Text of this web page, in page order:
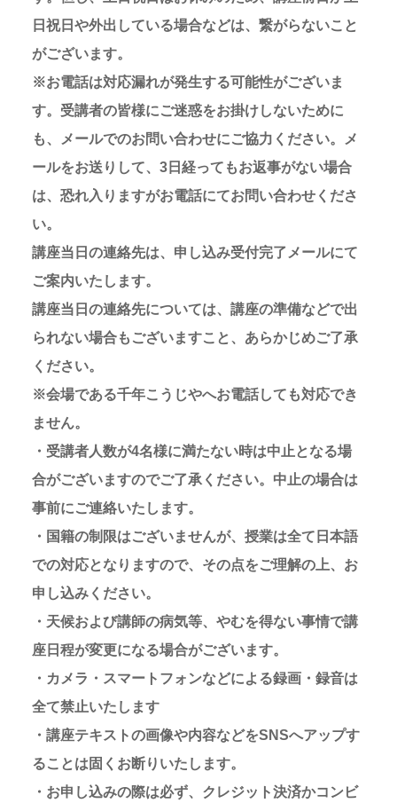
日祝日や外出している場合などは、繋がらないこと
がございます。
※お電話は対応漏れが発生する可能性がございま
す。受講者の皆様にご迷惑をお掛けしないために
も、メールでのお問い合わせにご協力ください。メ
ールをお送りして、3日経ってもお返事がない場合
は、恐れ入りますがお電話にてお問い合わせくださ
い。
講座当日の連絡先は、申し込み受付完了メールにて
ご案内いたします。
講座当日の連絡先については、講座の準備などで出
られない場合もございますこと、あらかじめご了承
ください。
※会場である千年こうじやへお電話しても対応でき
ません。
・受講者人数が4名様に満たない時は中止となる場
合がございますのでご了承ください。中止の場合は
事前にご連絡いたします。
・国籍の制限はございませんが、授業は全て日本語
での対応となりますので、その点をご理解の上、お
申し込みください。
・天候および講師の病気等、やむを得ない事情で講
座日程が変更になる場合がございます。
・カメラ・スマートフォンなどによる録画・録音は
全て禁止いたします
・講座テキストの画像や内容などをSNSへアップす
ることは固くお断りいたします。
・お申し込みの際は必ず、クレジット決済かコンビ